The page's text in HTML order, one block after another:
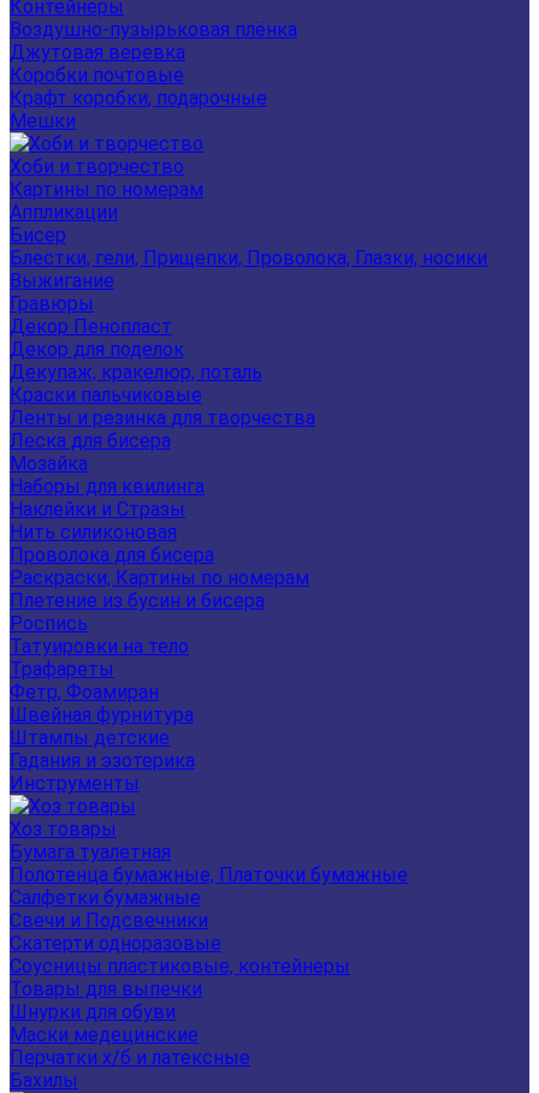
Контейнеры
Воздушно-пузырьковая плёнка
Джутовая веревка
Коробки почтовые
Крафт коробки, подарочные
Мешки
Хоби и творчество
Картины по номерам
Аппликации
Бисер
Блестки, гели, Прищепки, Проволока, Глазки, носики
Выжигание
Гравюры
Декор Пенопласт
Декор для поделок
Декупаж, кракелюр, поталь
Краски пальчиковые
Ленты и резинка для творчества
Леска для бисера
Мозайка
Наборы для квилинга
Наклейки и Стразы
Нить силиконовая
Проволока для бисера
Раскраски, Картины по номерам
Плетение из бусин и бисера
Роспись
Татуировки на тело
Трафареты
Фетр, Фоамиран
Швейная фурнитура
Штампы детские
Гадания и эзотерика
Инструменты
Хоз товары
Бумага туалетная
Полотенца бумажные, Платочки бумажные
Салфетки бумажные
Свечи и Подсвечники
Скатерти одноразовые
Соусницы пластиковые, контейнеры
Товары для выпечки
Шнурки для обуви
Маски медецинские
Перчатки х/б и латексные
Бахилы